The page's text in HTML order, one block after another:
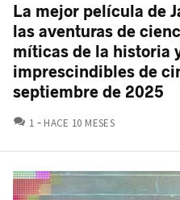
La mejor película de
las aventuras de
míticas de la historia
imprescindibles de
septiembre de 2025
1 COMENTARIOS
HACE 10 MESES